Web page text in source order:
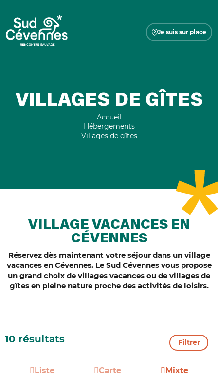
Je suis sur place
VILLAGES DE GÎTES
Accueil
Hébergements
Villages de gîtes
VILLAGE VACANCES EN
CÉVENNES
Réservez dès maintenant votre séjour dans un village
vacances en Cévennes. Le Sud Cévennes vous propose
un grand choix de villages vacances ou de villages de
gîtes en pleine nature proche des activités de loisirs.
10 résultats Filtrer
Liste Carte Mixte